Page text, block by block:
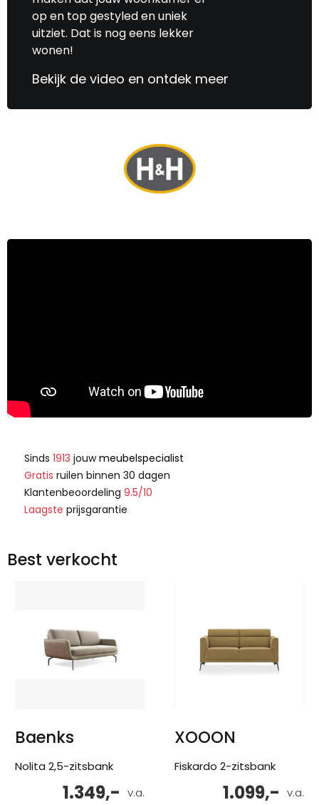
op en top gestyled en uniek
uitziet. Dat is nog eens lekker
wonen!
Bekijk de video en ontdek meer
Sinds 1913 jouwmeubelspecialist
Gratis ruilen binnen 30 dagen
Klantenbeoordeling 9.5/10
Laagste prijsgarantie
Best verkocht
Baenks
Nolita 2,5-zitsbank
v.a.
1.349,-
XOOON
Fiskardo 2-zitsbank
v.a.
1.099,-